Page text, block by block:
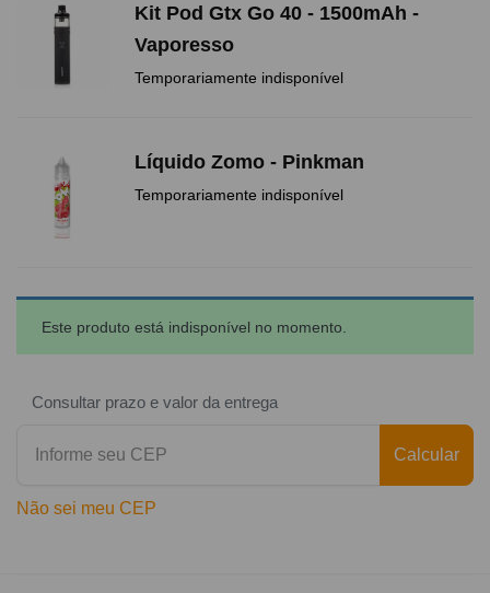
Kit Pod Gtx Go 40 - 1500mAh -
Vaporesso
Temporariamente indisponível
Líquido Zomo - Pinkman
Temporariamente indisponível
Este produto está indisponível no momento.
Consultar prazo e valor da entrega
Calcular
Não sei meu CEP